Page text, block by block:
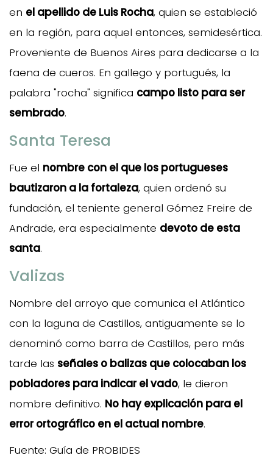
en el apellido de Luis Rocha, quien se estableció
en la región, para aquel entonces, semidesértica.
Proveniente de Buenos Aires para dedicarse a la
faena de cueros. En gallego y portugués, la
palabra "rocha" significa campo listo para ser
sembrado.
Santa Teresa
Fue el nombre con el que los portugueses
bautizaron a la fortaleza, quien ordenó su
fundación, el teniente general Gómez Freire de
Andrade, era especialmente devoto de esta
santa.
Valizas
Nombre del arroyo que comunica el Atlántico
con la laguna de Castillos, antiguamente se lo
denominó como barra de Castillos, pero más
tarde las señales o balizas que colocaban los
pobladores para indicar el vado, le dieron
nombre definitivo. No hay explicación para el
error ortográfico en el actual nombre.
Fuente: Guía de PROBIDES